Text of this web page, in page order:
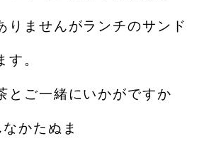
りませんがランチのサンド
す。
とご一緒にいかがですか
かたぬま